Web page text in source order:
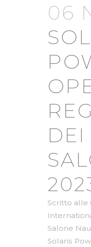
06
DEI
Scritto alle
Salone
Solaris